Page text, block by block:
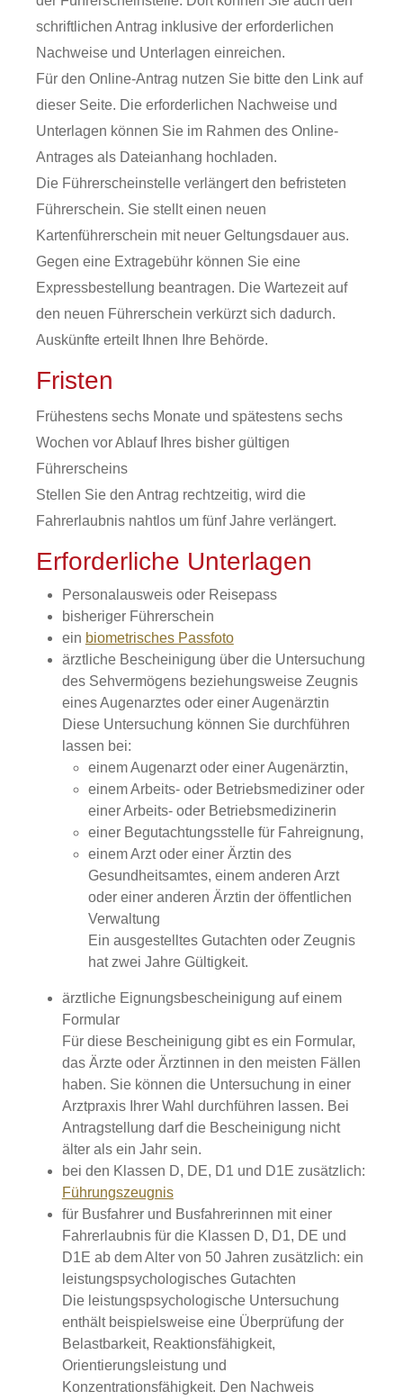
schriftlichen Antrag inklusive der erforderlichen
Nachweise und Unterlagen einreichen.
Für den Online-Antrag nutzen Sie bitte den Link auf
dieser Seite. Die erforderlichen Nachweise und
Unterlagen können Sie im Rahmen des Online-
Antrages als Dateianhang hochladen.
Die Führerscheinstelle verlängert den befristeten
Führerschein. Sie stellt einen neuen
Kartenführerschein mit neuer Geltungsdauer aus.
Gegen eine Extragebühr können Sie eine
Expressbestellung beantragen. Die Wartezeit auf
den neuen Führerschein verkürzt sich dadurch.
Auskünfte erteilt Ihnen Ihre Behörde.
Fristen
Frühestens sechs Monate und spätestens sechs
Wochen vor Ablauf Ihres bisher gültigen
Führerscheins
Stellen Sie den Antrag rechtzeitig, wird die
Fahrerlaubnis nahtlos um fünf Jahre verlängert.
Erforderliche Unterlagen
Personalausweis oder Reisepass
bisheriger Führerschein
ein biometrisches Passfoto
ärztliche Bescheinigung über die Untersuchung
des Sehvermögens beziehungsweise Zeugnis
eines Augenarztes oder einer Augenärztin
Diese Untersuchung können Sie durchführen
lassen bei:
einem Augenarzt oder einer Augenärztin,
einem Arbeits- oder Betriebsmediziner oder
einer Arbeits- oder Betriebsmedizinerin
einer Begutachtungsstelle für Fahreignung,
einem Arzt oder einer Ärztin des
Gesundheitsamtes, einem anderen Arzt
oder einer anderen Ärztin der öffentlichen
Verwaltung
Ein ausgestelltes Gutachten oder Zeugnis
hat zwei Jahre Gültigkeit.
ärztliche Eignungsbescheinigung auf einem
Formular
Für diese Bescheinigung gibt es ein Formular,
das Ärzte oder Ärztinnen in den meisten Fällen
haben. Sie können die Untersuchung in einer
Arztpraxis Ihrer Wahl durchführen lassen. Bei
Antragstellung darf die Bescheinigung nicht
älter als ein Jahr sein.
bei den Klassen D, DE, D1 und D1E zusätzlich:
Führungszeugnis
für Busfahrer und Busfahrerinnen mit einer
Fahrerlaubnis für die Klassen D, D1, DE und
D1E ab dem Alter von 50 Jahren zusätzlich: ein
leistungspsychologisches Gutachten
Die leistungspsychologische Untersuchung
enthält beispielsweise eine Überprüfung der
Belastbarkeit, Reaktionsfähigkeit,
Orientierungsleistung und
Konzentrationsfähigkeit. Den Nachweis